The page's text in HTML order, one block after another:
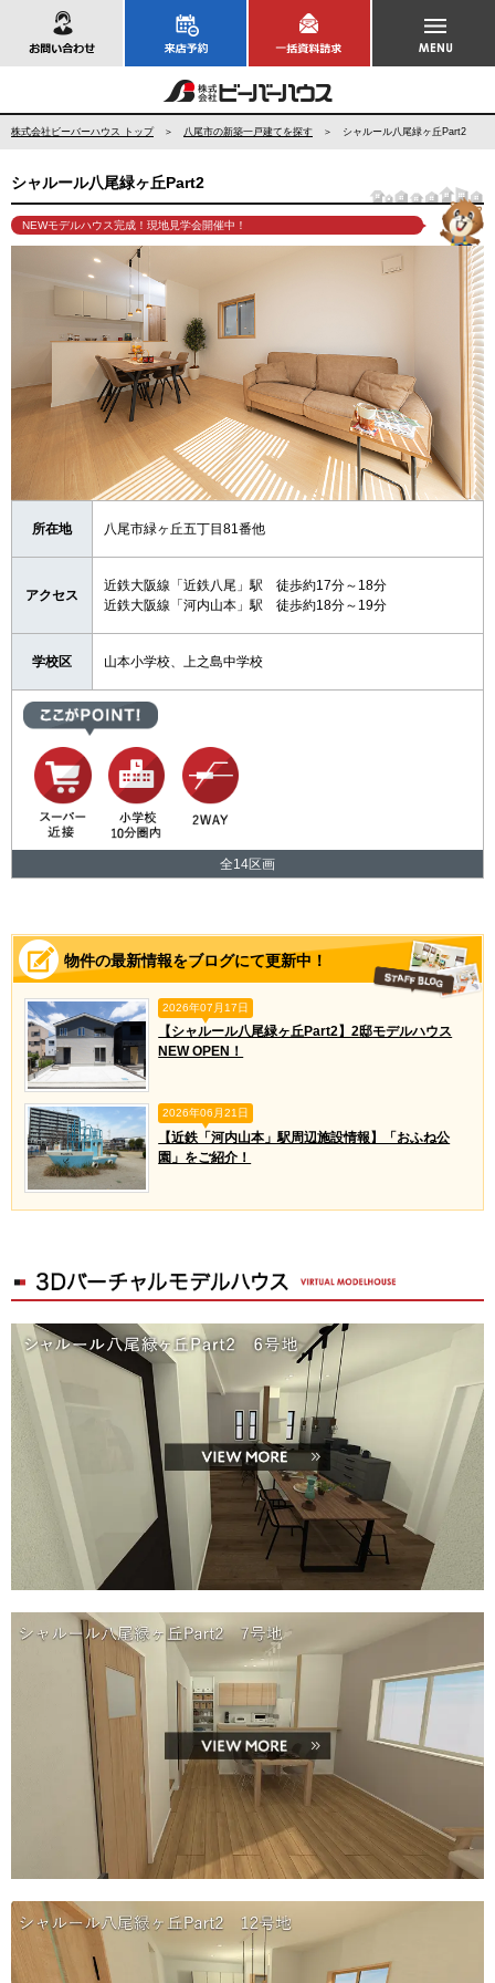
株式会社ビーバーハウス トップ＞ 八尾市の新築一戸建てを探す ＞ シャルール八尾緑ヶ丘Part2
シャルール八尾緑ヶ丘Part2
NEWモデルハウス完成！現地見学会開催中！
所在地 八尾市緑ヶ丘五丁目81番他
アクセス
近鉄大阪線「近鉄八尾」駅 徒歩約17分～18分
近鉄大阪線「河内山本」駅 徒歩約18分～19分
学校区 山本小学校、上之島中学校
全14区画
物件の最新情報をブログにて更新中！
【シャルール八尾緑ヶ丘Part2】2邸モデルハウス
NEW OPEN！
2026年07月17日
【近鉄「河内山本」駅周辺施設情報】「おふね公
園」をご紹介！
2026年06月21日